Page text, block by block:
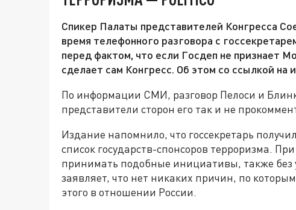
Спикер Палаты представителей Конгресса
время телефонного разговора с
перед фактом, что если Госдеп не признает
сделает сам Конгресс. Об этом со ссылкой
По информации СМИ, разговор Пелоси и
представители сторон его так и не
Издание напомнило, что госсекретарь
список государств-спонсоров терроризма.
принимать подобные инициативы, также без
заявляет, что нет никаких причин, по
этого в отношении России.